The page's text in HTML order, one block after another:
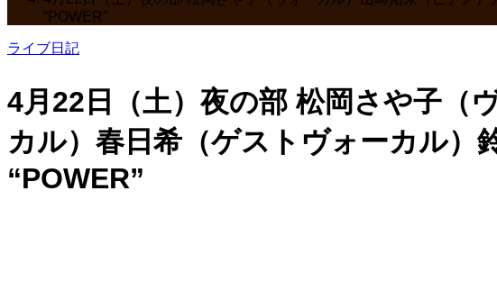
“POWER”
ライブ日記
4月22日（土）夜の部 松岡さや子（
カル）春日希（ゲストヴォーカル）
“POWER”